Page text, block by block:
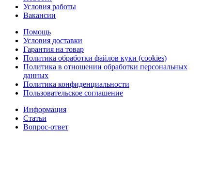
Условия работы
Вакансии
Помощь
Условия доставки
Гарантия на товар
Политика обработки файлов куки (cookies)
Политика в отношении обработки персональных
данных
Политика конфиденциальности
Пользовательское соглашение
Информация
Статьи
Вопрос-ответ